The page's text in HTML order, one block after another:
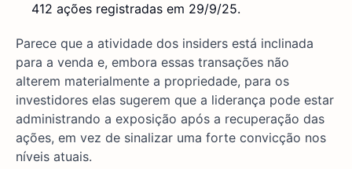
412 ações registradas em 29/9/25.
Parece que a atividade dos insiders está inclinada
para a venda e, embora essas transações não
alterem materialmente a propriedade, para os
investidores elas sugerem que a liderança pode estar
administrando a exposição após a recuperação das
ações, em vez de sinalizar uma forte convicção nos
níveis atuais.